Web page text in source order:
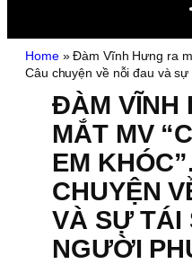
Home»Đàm Vĩnh Hưng ra
Câu chuyện về nỗi đau và
ĐÀM VĨNH
MẮT MV
EM
CHUYỆN
VÀ SỰ TÁI
NGƯỜI